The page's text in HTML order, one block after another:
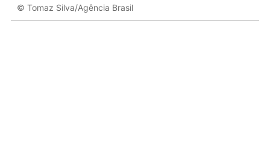
© Tomaz Silva/Agência Brasil